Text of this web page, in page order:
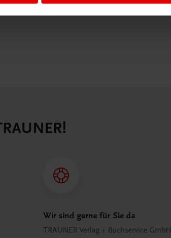
Wir sind gerne für Sie da
TRAUNER Verlag + Buchservice GmbH